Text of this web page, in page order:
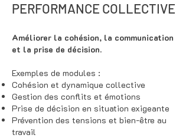
PERFORMANCE COLLECTIVE
Améliorer la cohésion, la communication
et la prise de décision.
Exemples de modules :
Cohésion et dynamique collective
Gestion des conflits et émotions
Prise de décision en situation exigeante ​
Prévention des tensions et bien-être au
travail